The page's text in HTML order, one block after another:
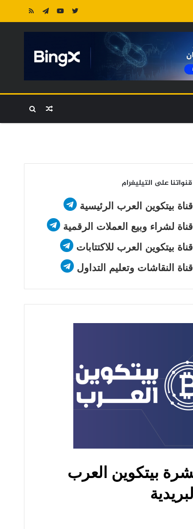
بحث مقال
قنواتنا على التيليغرام
قناة بيتكوين العرب الرئيسية
قناة لشراء وبيع العملات الرقمية
قناة بيتكوين العرب للاكتتابات
قناة النقاشات وتعليم التداول